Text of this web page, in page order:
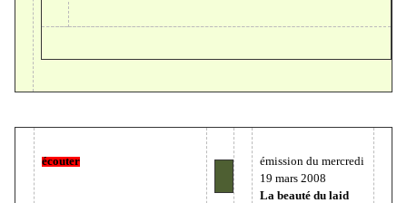
écouter
émission du mercredi
19 mars 2008
La beauté du laid